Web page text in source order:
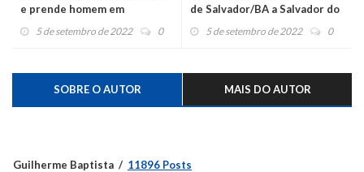
e prende homem em
Montenegro
5 de setembro de 2022 0
de Salvador/BA a Salvador do
Sul viraliza no Instagram
5 de setembro de 2022 0
SOBRE O AUTOR MAIS DO AUTOR
Guilherme Baptista 11896 Posts